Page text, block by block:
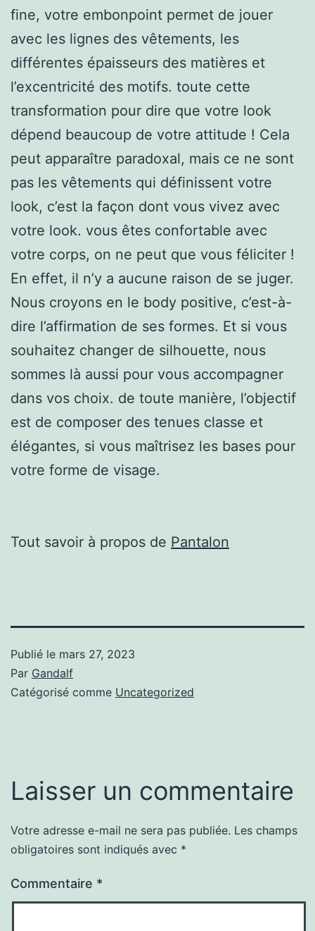
fine, votre embonpoint permet de jouer
avec les lignes des vêtements, les
différentes épaisseurs des matières et
l’excentricité des motifs. toute cette
transformation pour dire que votre look
dépend beaucoup de votre attitude ! Cela
peut apparaître paradoxal, mais ce ne sont
pas les vêtements qui définissent votre
look, c’est la façon dont vous vivez avec
votre look. vous êtes confortable avec
votre corps, on ne peut que vous féliciter !
En effet, il n’y a aucune raison de se juger.
Nous croyons en le body positive, c’est-à-
dire l’affirmation de ses formes. Et si vous
souhaitez changer de silhouette, nous
sommes là aussi pour vous accompagner
dans vos choix. de toute manière, l’objectif
est de composer des tenues classe et
élégantes, si vous maîtrisez les bases pour
votre forme de visage.
Tout savoir à propos de Pantalon
Publié le mars 27, 2023
Par Gandalf
Catégorisé comme Uncategorized
Laisser un commentaire
Votre adresse e-mail ne sera pas publiée. Les champs
obligatoires sont indiqués avec *
Commentaire *